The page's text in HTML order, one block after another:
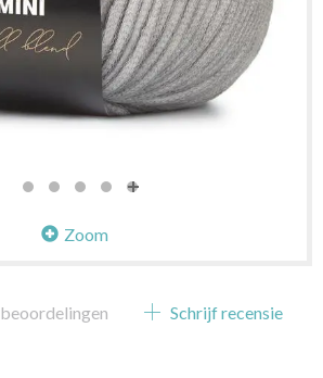
Zoom
beoordelingen Schrijf recensie